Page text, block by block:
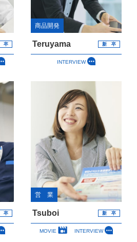
卒
商品開発
Teruyama 新 卒
INTERVIEW
卒
営 業
Tsuboi 新 卒
MOVIE INTERVIEW